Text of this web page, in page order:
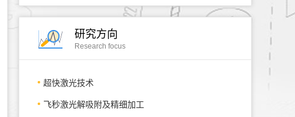
研究方向
Research focus
超快激光技术
飞秒激光解吸附及精细加工